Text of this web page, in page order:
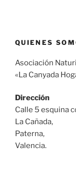
QUIENES
Asociación
«La Canyada
Dirección
Calle 5 esquina
La Cañada,
Paterna,
Valencia.